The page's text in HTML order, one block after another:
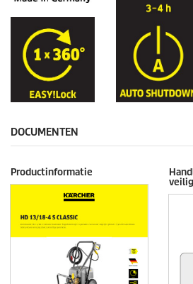
DOCUMENTEN
Productinformatie